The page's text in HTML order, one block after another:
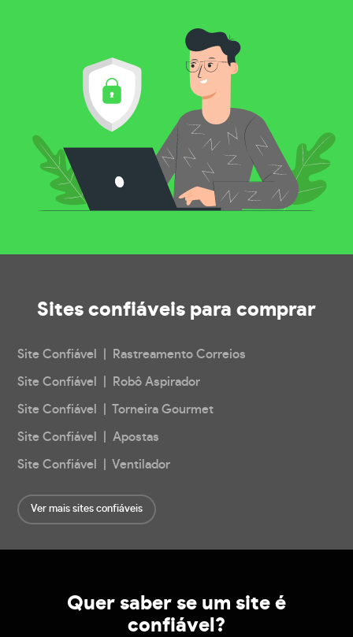
Sites confiáveis para comprar
Site Confiável | Rastreamento Correios
Site Confiável | Robô Aspirador
Site Confiável | Torneira Gourmet
Site Confiável | Apostas
Site Confiável | Ventilador
Ver mais sites confiáveis
Quer saber se um site é
confiável?